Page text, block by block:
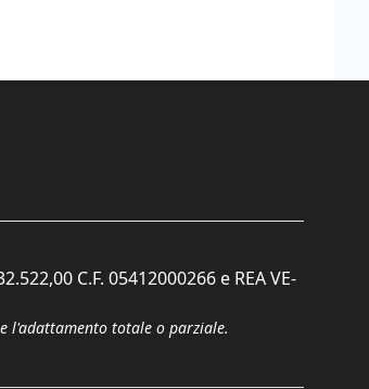
C.F. 05412000266 e REA VE-
l'adattamento totale o parziale.